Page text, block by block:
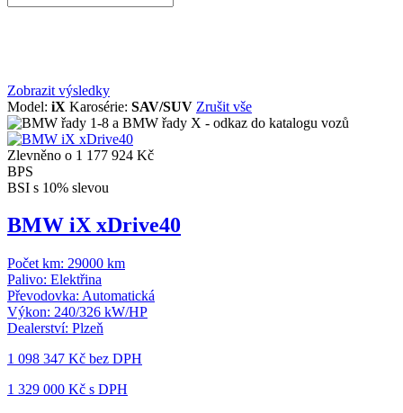
Zobrazit výsledky
Model: iX Karosérie: SAV/SUV Zrušit vše
Zlevněno o 1 177 924 Kč
BPS
BSI s 10% slevou
BMW iX xDrive40
Počet km: 29000 km
Palivo: Elektřina
Převodovka: Automatická
Výkon: 240/326 kW/HP
Dealerství: Plzeň
1 098 347 Kč bez DPH
1 329 000 Kč s DPH